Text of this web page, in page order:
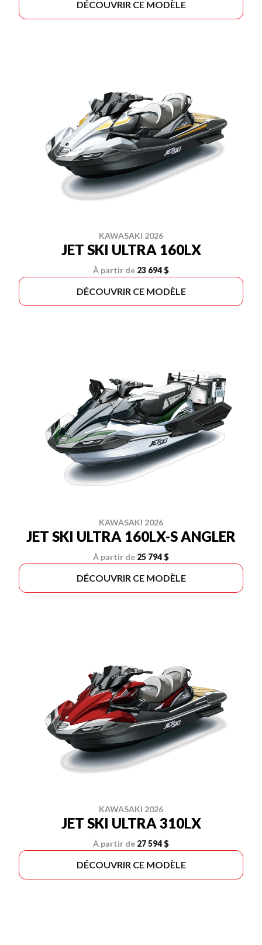
DÉCOUVRIR CE MODÈLE
KAWASAKI 2026
JET SKI ULTRA 160LX
À partir de 23 694 $
DÉCOUVRIR CE MODÈLE
KAWASAKI 2026
JET SKI ULTRA 160LX-S ANGLER
À partir de 25 794 $
DÉCOUVRIR CE MODÈLE
KAWASAKI 2026
JET SKI ULTRA 310LX
À partir de 27 594 $
DÉCOUVRIR CE MODÈLE